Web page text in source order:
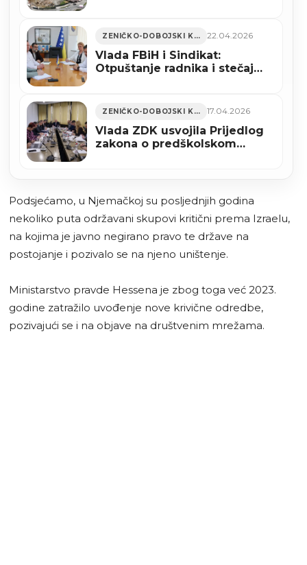
ZENIČKO-DOBOJSKI KANTON 22.04.2026
Vlada FBiH i Sindikat:
Otpuštanje radnika i stečaj
ZENIČKO-DOBOJSKI KANTON 17.04.2026
Vlada ZDK usvojila Prijedlog
zakona o predškolskom
Podsjećamo, u Njemačkoj su posljednjih godina
nekoliko puta održavani skupovi kritični prema Izraelu,
na kojima je javno negirano pravo te države na
postojanje i pozivalo se na njeno uništenje.
Ministarstvo pravde Hessena je zbog toga već 2023.
godine zatražilo uvođenje nove krivične odredbe,
pozivajući se i na objave na društvenim mrežama.